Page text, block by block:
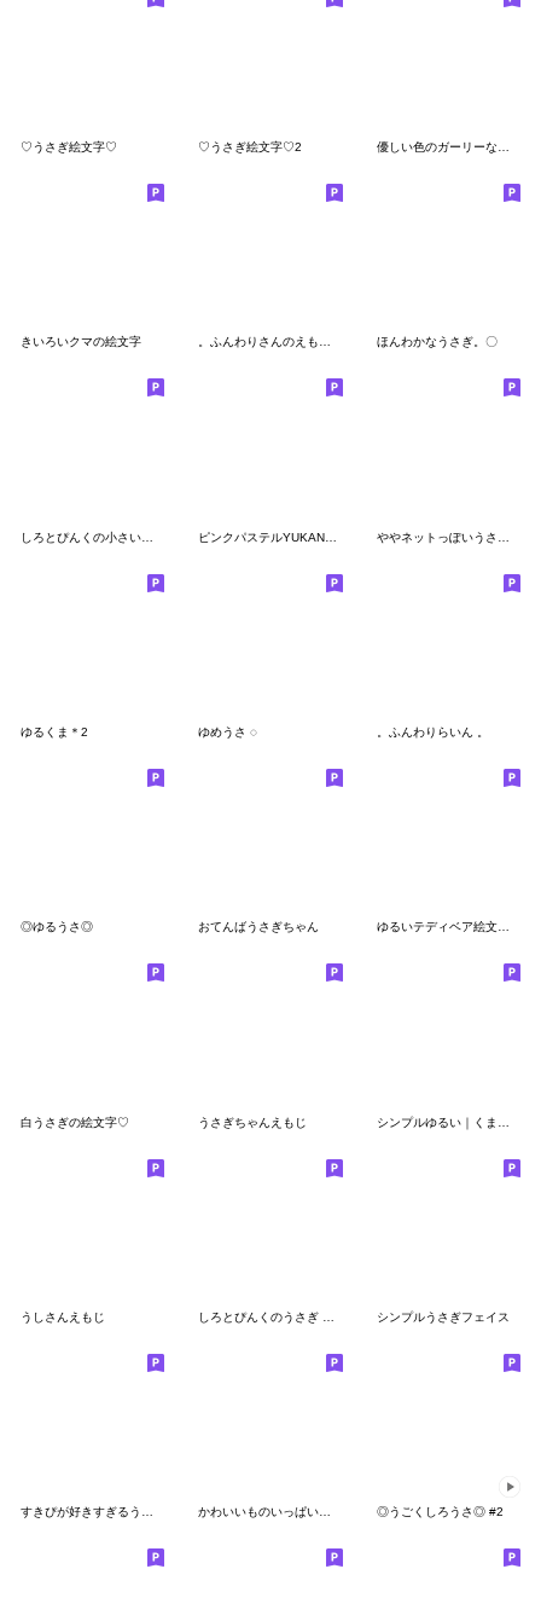
♡うさぎ絵文字♡ ♡うさぎ絵文字♡2
きいろいクマの絵文字 。ふんわりさんのえもじ 。 ほんわかなうさぎ。〇
ゆるくま＊2 ゆめうさ ◌ 。ふんわりらいん 。
◎ゆるうさ◎ おてんばうさぎちゃん ゆるいテディベア絵文字♡
白うさぎの絵文字♡ うさぎちゃんえもじ
うしさんえもじ シンプルうさぎフェイス
すきぴが好きすぎるうさぎ かわいいものいっぱい絵文字 ◎うごくしろうさ◎ #2